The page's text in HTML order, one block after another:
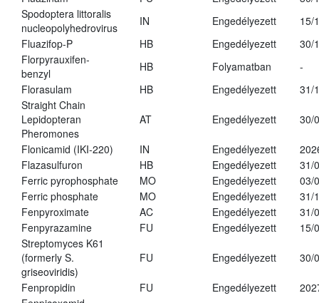
Spodoptera littoralis
nucleopolyhedrovirus
IN Engedélyezett
15/
Fluazifop-P
HB Engedélyezett
30/
Florpyrauxifen-
benzyl
HB Folyamatban
-
Florasulam
HB Engedélyezett
31/
Straight Chain
Lepidopteran
Pheromones
AT Engedélyezett 30/
Flonicamid (IKI-220) IN Engedélyezett
Flazasulfuron
HB Engedélyezett
31/
Ferric pyrophosphate
MO Engedélyezett
03/
Ferric phosphate
MO Engedélyezett
31/
Fenpyroximate
AC Engedélyezett
31/
Fenpyrazamine
FU Engedélyezett
15/
Streptomyces K61
(formerly S.
griseoviridis)
FU Engedélyezett 30/
Fenpropidin FU Engedélyezett